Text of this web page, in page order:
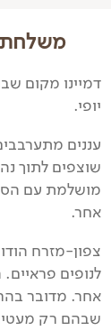
משלחת
דמיינו מקום
יופי.
עננים
שוצפים לתוך
מושלמת עם
אחר.
צפון-מזרח
לנופים
אחר. מדובר
שבהם רק